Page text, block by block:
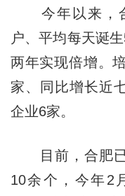
今年以来，合
户、平均每天诞
两年实现倍增。
家、同比增长近
企业6家。
目前，合肥已
10余个，今年2